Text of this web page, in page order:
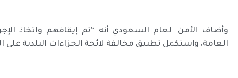
وأضاف الأمن العام السعودي أنه “تم إيقافهم واتخاذ
العامة، واستكمل تطبيق مخالفة لائحة الجزاءات البلدية على